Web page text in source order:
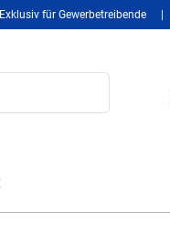
Exklusiv für Gewerbetreibende